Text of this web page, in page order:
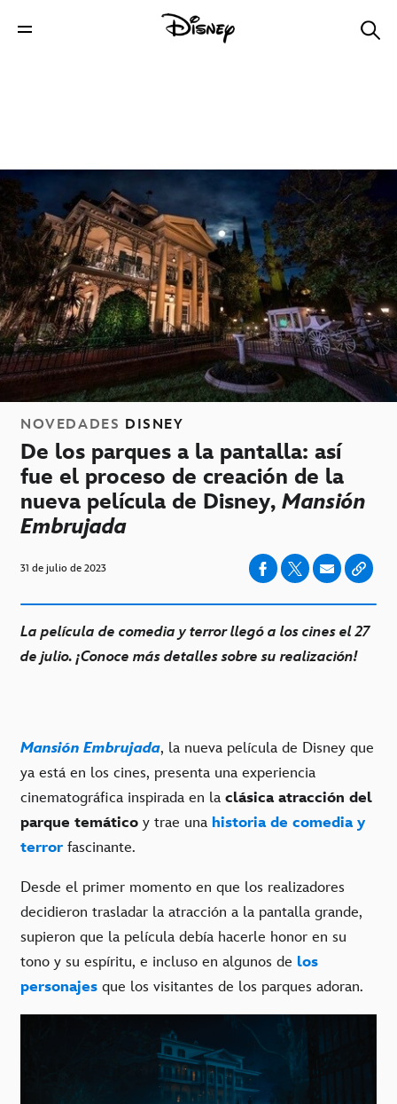
NOVEDADES DISNEY
De los parques a la pantalla: así
fue el proceso de creación de la
nueva película de Disney, Mansión
Embrujada
31 de julio de 2023
La película de comedia y terror llegó a los cines el 27
de julio. ¡Conoce más detalles sobre su realización!
Mansión Embrujada, la nueva película de Disney que
ya está en los cines, presenta una experiencia
cinematográfica inspirada en la clásica atracción del
parque temático y trae una historia de comedia y
terror fascinante.
Desde el primer momento en que los realizadores
decidieron trasladar la atracción a la pantalla grande,
supieron que la película debía hacerle honor en su
tono y su espíritu, e incluso en algunos de los
personajes que los visitantes de los parques adoran.